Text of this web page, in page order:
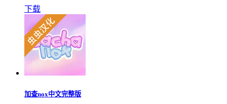
下载
加查nox中文完整版